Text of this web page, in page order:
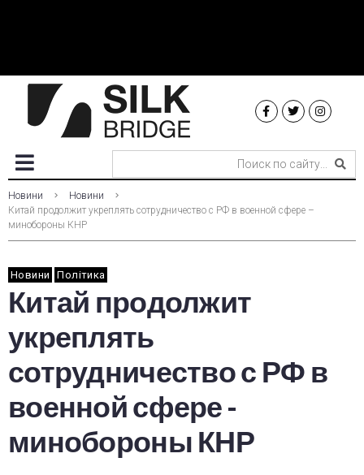
Новини
Новини
Китай продолжит укреплять сотрудничество с РФ в военной сфере –
минобороны КНР
Новини Політика
Китай продолжит
укреплять
сотрудничество с РФ в
военной сфере -
минобороны КНР